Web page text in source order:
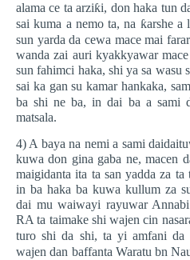
alama ce ta arziƙi, don haka tun
sai kuma a nemo ta, na ƙarshe a
sun yarda da cewa mace mai
wanda zai auri kyakkyawar
sun fahimci haka, shi ya sa wasu
sai ka gan su kamar hankaka,
ba shi ne ba, in dai ba a sami
matsala.
4) A baya na nemi a sami
kuwa don gina gaba ne, macen
maigidanta ita ta san yadda za
in ba haka ba kuwa kullum za
dai mu waiwayi rayuwar
RA ta taimake shi wajen cin
turo shi da shi, ta yi amfani da
wajen dan baffanta Waratu bn